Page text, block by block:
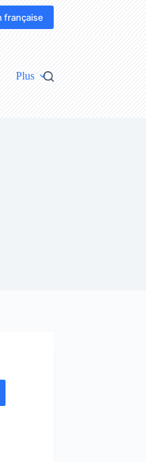
française
Plus